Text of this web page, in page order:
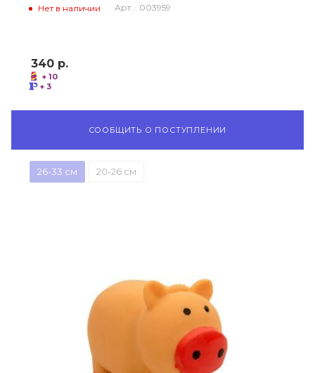
Нет в наличии Арт. : 003959
340 р.
+ 10
+ 3
СООБЩИТЬ О ПОСТУПЛЕНИИ
26-33 см 20-26 см